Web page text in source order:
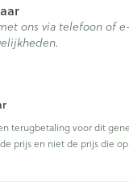
terugbetaling voor dit
prijs en niet de prijs die
ons via telefoon of